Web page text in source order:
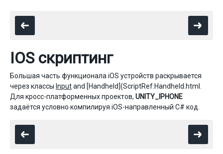
IOS cкриптинг
Большая часть функционала iOS устройств раскрывается
через классы Inputand [Handheld](ScriptRef:Handheld.html.
Для кросс-платформенных проектов, UNITY_IPHONE
задаётся условно компилируя iOS-направленный C# код.